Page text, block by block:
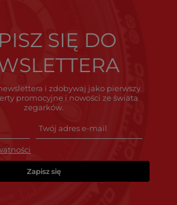
SIĘ DO
i zdobywaj jako pierwszy
promocyjne i nowości ze świata
zegarków.
Zapisz się